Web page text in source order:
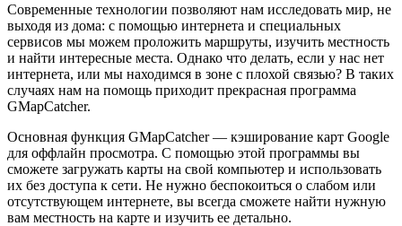
Современные технологии позволяют нам исследовать мир, не
выходя из дома: с помощью интернета и специальных
сервисов мы можем проложить маршруты, изучить местность
и найти интересные места. Однако что делать, если у нас нет
интернета, или мы находимся в зоне с плохой связью? В таких
случаях нам на помощь приходит прекрасная программа
GMapCatcher.
Основная функция GMapCatcher — кэширование карт Google
для оффлайн просмотра. С помощью этой программы вы
сможете загружать карты на свой компьютер и использовать
их без доступа к сети. Не нужно беспокоиться о слабом или
отсутствующем интернете, вы всегда сможете найти нужную
вам местность на карте и изучить ее детально.